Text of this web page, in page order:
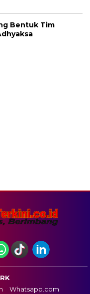
Bentuk Tim
Whatsapp.com